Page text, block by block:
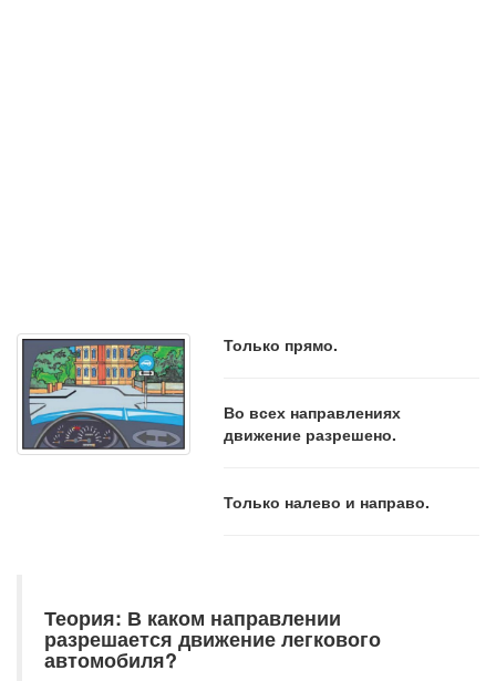
Только прямо.
Во всех направлениях
движение разрешено.
Только налево и направо.
Теория: В каком направлении
разрешается движение легкового
автомобиля?